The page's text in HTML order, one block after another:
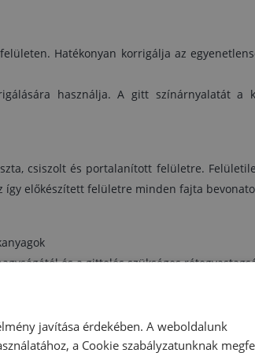
fagytól óvni kell
Hatékonyan korrigálja az
használja. A gitt színárnyalatát a
csiszolt és portalanított felületre.
így előkészített felületre minden fajta
és a gittelés szükséges
száraz 4 óra elteltével
fagytól óvni kell
javítása érdekében. A weboldalunk
a Cookie szabályzatunknak